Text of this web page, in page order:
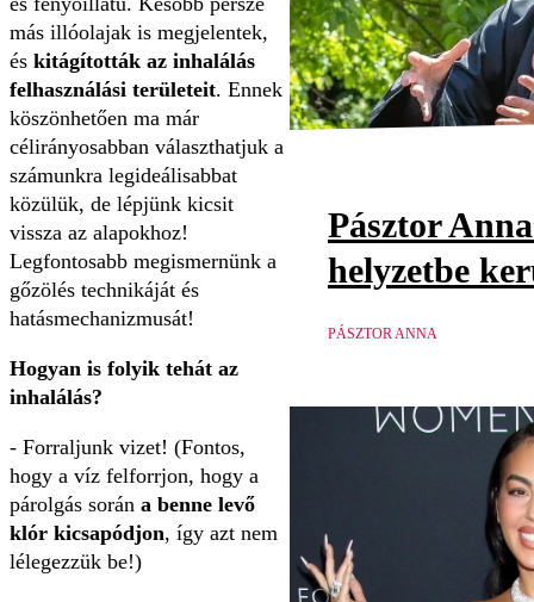
más illóolajak is megjelentek,
és kitágították az inhalálás
felhasználási területeit. Ennek
köszönhetően ma már
célirányosabban választhatjuk a
számunkra legideálisabbat
közülük, de lépjünk kicsit
vissza az alapokhoz!
Legfontosabb megismernünk a
gőzölés technikáját és
hatásmechanizmusát!
Hogyan is folyik tehát az
inhalálás?
- Forraljunk vizet! (Fontos,
hogy a víz felforrjon, hogy a
párolgás során a benne levő
klór kicsapódjon, így azt nem
lélegezzük be!)
Pásztor
helyzetbe
PÁSZTOR ANNA